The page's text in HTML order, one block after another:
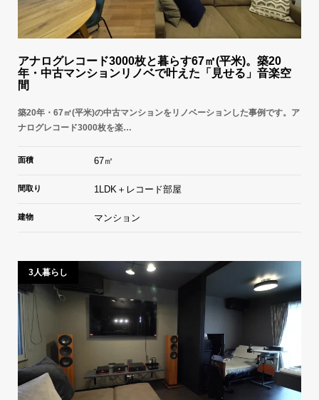
アナログレコード3000枚と暮らす67㎡(平米)。築20
年・中古マンションリノベで叶えた「見せる」音楽空
間
築20年・67㎡(平米)の中古マンションをリノベーションした事例です。ア
ナログレコード3000枚を楽…
面積 67㎡
間取り 1LDK＋レコード部屋
建物 マンション
3人暮らし